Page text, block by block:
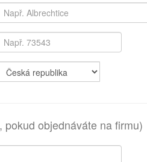
pokud objednáváte na firmu)